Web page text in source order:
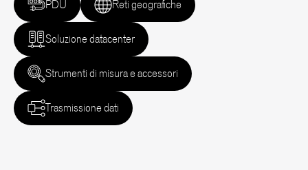
PDU Reti geografiche
Soluzione datacenter
Strumenti di misura e accessori
Trasmissione dati